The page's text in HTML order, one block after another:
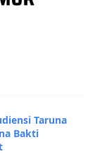
Taruna
Bakti